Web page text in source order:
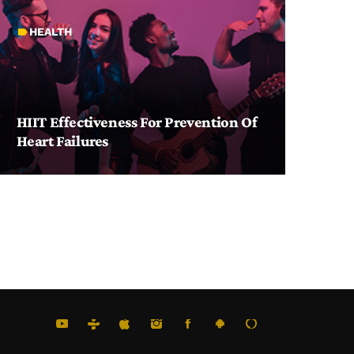
labelHEALTH
HIIT Effectiveness For Prevention Of
Heart Failures